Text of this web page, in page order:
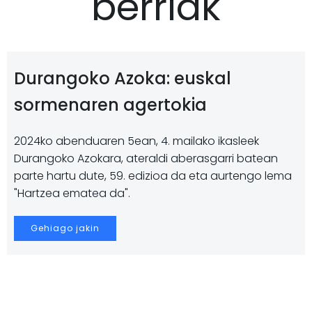
Durangoko Azoka: euskal
sormenaren agertokia
2024ko abenduaren 5ean, 4. mailako ikasleek
Durangoko Azokara, ateraldi aberasgarri batean
parte hartu dute, 59. edizioa da eta aurtengo lema
"Hartzea ematea da".
Gehiago jakin